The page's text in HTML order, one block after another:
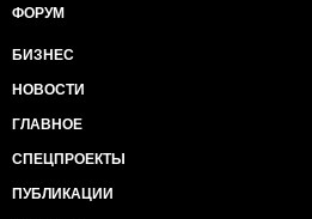
ФОРУМ
БИЗНЕС
НОВОСТИ
ГЛАВНОЕ
СПЕЦПРОЕКТЫ
ПУБЛИКАЦИИ